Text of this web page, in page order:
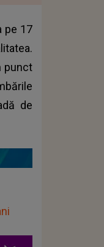
pe 17
punct
de